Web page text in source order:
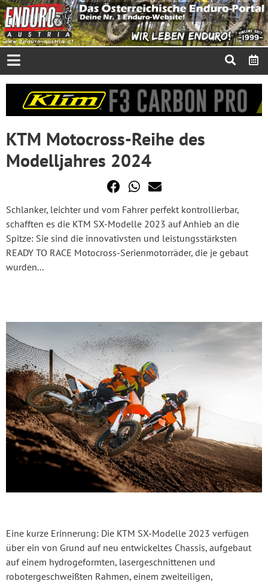
KTM Motocross-Reihe des
Modelljahres 2024
Schlanker, leichter und vom Fahrer perfekt kontrollierbar,
schafften es die KTM SX-Modelle 2023 auf Anhieb an die
Spitze: Sie sind die innovativsten und leistungsstärksten
READY TO RACE Motocross-Serienmotorräder, die je gebaut
wurden...
Eine kurze Erinnerung: Die KTM SX-Modelle 2023 verfügen
über ein von Grund auf neu entwickeltes Chassis, aufgebaut
auf einem hydrogeformten, lasergeschnittenen und
robotergeschweißten Rahmen, einem zweiteiligen,